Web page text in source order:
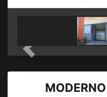
Previous